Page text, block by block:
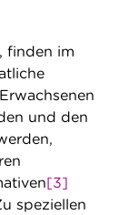
finden im
und den
[3]
speziellen